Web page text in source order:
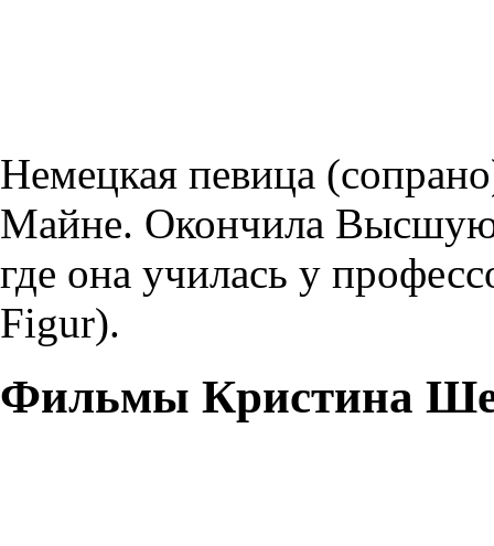
Немецкая певица
Майне. Окончила Высшую
где она училась у
Figur).
Фильмы Кристина